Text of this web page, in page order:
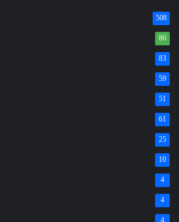
508
86
83
59
51
61
25
10
4
4
4